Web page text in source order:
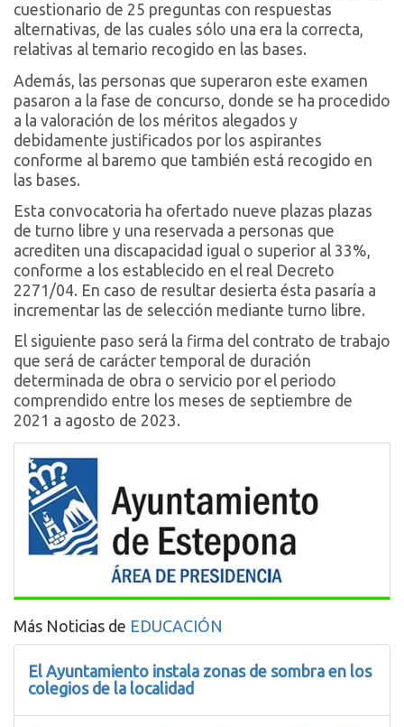
cuestionario de 25 preguntas con respuestas
alternativas, de las cuales sólo una era la correcta,
relativas al temario recogido en las bases.
Además, las personas que superaron este examen
pasaron a la fase de concurso, donde se ha procedido
a la valoración de los méritos alegados y
debidamente justificados por los aspirantes
conforme al baremo que también está recogido en
las bases.
Esta convocatoria ha ofertado nueve plazas plazas
de turno libre y una reservada a personas que
acrediten una discapacidad igual o superior al 33%,
conforme a los establecido en el real Decreto
2271/04. En caso de resultar desierta ésta pasaría a
incrementar las de selección mediante turno libre.
El siguiente paso será la firma del contrato de trabajo
que será de carácter temporal de duración
determinada de obra o servicio por el periodo
comprendido entre los meses de septiembre de
2021 a agosto de 2023.
Más Noticias de EDUCACIÓN
El Ayuntamiento instala zonas de sombra en los
colegios de la localidad